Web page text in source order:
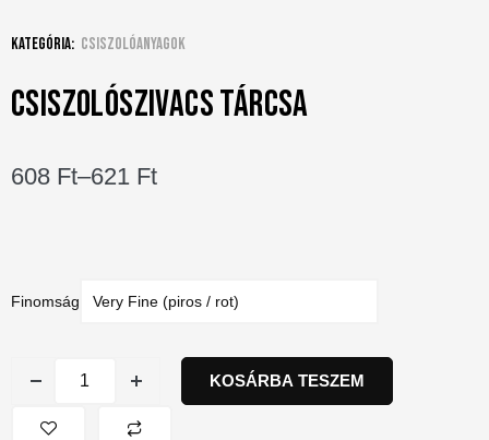
Kategória: Csiszolóanyagok
CSISZOLÓSZIVACS TÁRCSA
608 Ft–621 Ft
Finomság
KOSÁRBA TESZEM